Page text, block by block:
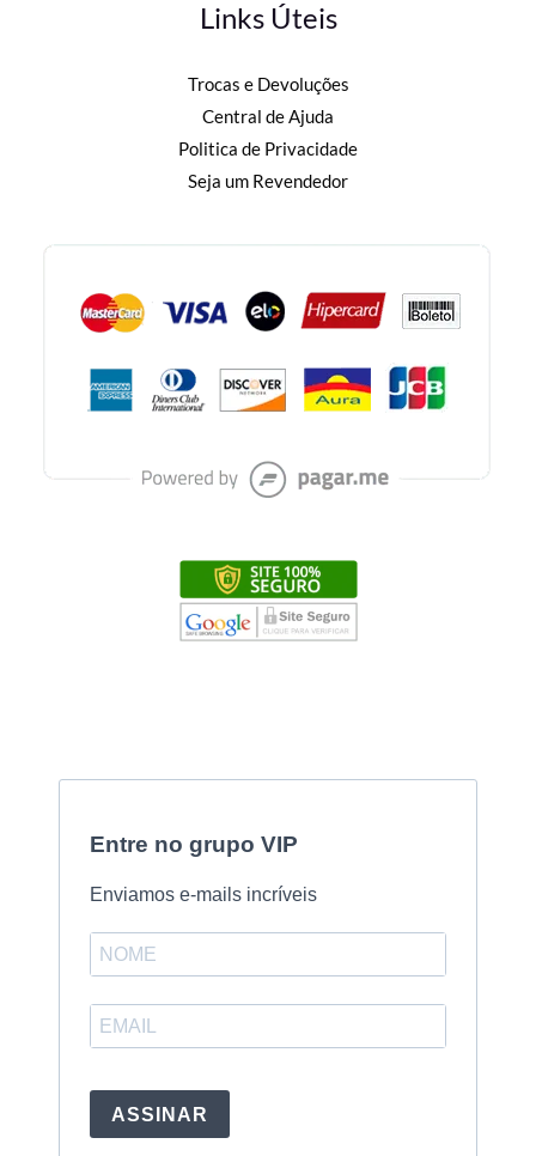
Links Úteis
Trocas e Devoluções
Central de Ajuda
Politica de Privacidade
Seja um Revendedor
Entre no grupo VIP
Enviamos e-mails incríveis
ASSINAR